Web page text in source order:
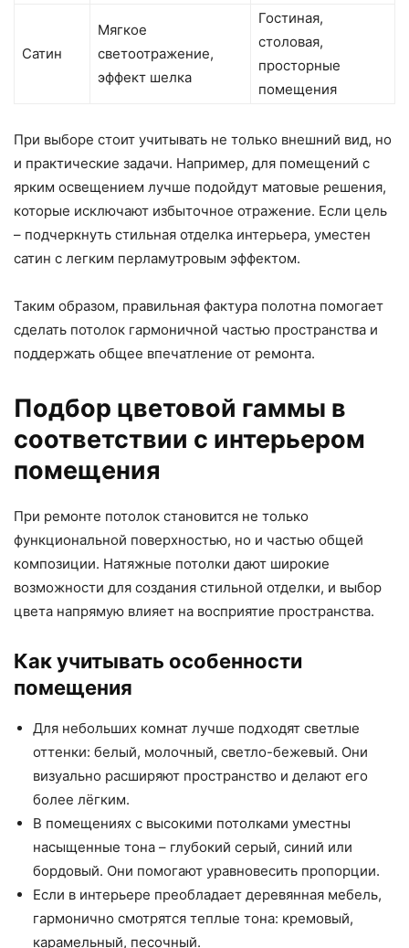
Сатин
Мягкое
светоотражение,
эффект шелка
Гостиная,
столовая,
просторные
помещения
При выборе стоит учитывать не только внешний вид, но
и практические задачи. Например, для помещений с
ярким освещением лучше подойдут матовые решения,
которые исключают избыточное отражение. Если цель
– подчеркнуть стильная отделка интерьера, уместен
сатин с легким перламутровым эффектом.
Таким образом, правильная фактура полотна помогает
сделать потолок гармоничной частью пространства и
поддержать общее впечатление от ремонта.
Подбор цветовой гаммы в
соответствии с интерьером
помещения
При ремонте потолок становится не только
функциональной поверхностью, но и частью общей
композиции. Натяжные потолки дают широкие
возможности для создания стильной отделки, и выбор
цвета напрямую влияет на восприятие пространства.
Как учитывать особенности
помещения
Для небольших комнат лучше подходят светлые
оттенки: белый, молочный, светло-бежевый. Они
визуально расширяют пространство и делают его
более лёгким.
В помещениях с высокими потолками уместны
насыщенные тона – глубокий серый, синий или
бордовый. Они помогают уравновесить пропорции.
Если в интерьере преобладает деревянная мебель,
гармонично смотрятся теплые тона: кремовый,
карамельный, песочный.